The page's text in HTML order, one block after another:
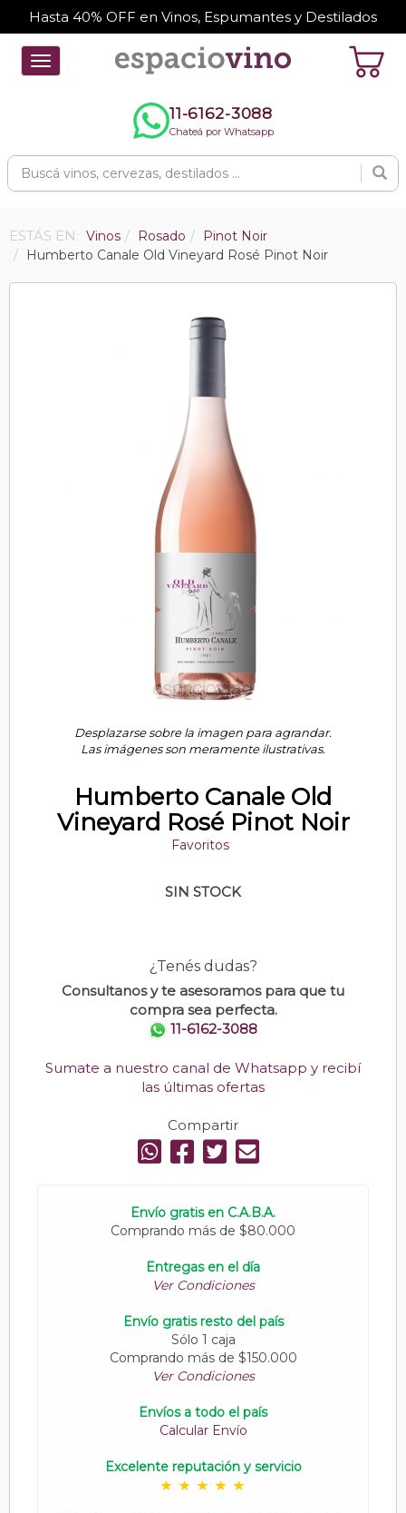
Hasta 40% OFF en Vinos, Espumantes y Destilados
Toggle
navigation
11-6162-3088
Chateá por Whatsapp
ESTÁS EN: Vinos Rosado
Pinot Noir
Humberto Canale Old Vineyard Rosé Pinot Noir
Desplazarse sobre la imagen para agrandar.
Las imágenes son meramente ilustrativas.
Humberto Canale Old
Vineyard Rosé Pinot Noir
Favoritos
SIN STOCK
¿Tenés dudas?
Consultanos y te asesoramos para que tu
compra sea perfecta.
11-6162-3088
Sumate a nuestro canal de Whatsapp y recibí
las últimas ofertas
Compartir
Envío gratis en C.A.B.A.
Comprando más de $80.000
Entregas en el día
Ver Condiciones
Envío gratis resto del país
Sólo 1 caja
Comprando más de $150.000
Ver Condiciones
Envíos a todo el país
Calcular Envío
Excelente reputación y servicio